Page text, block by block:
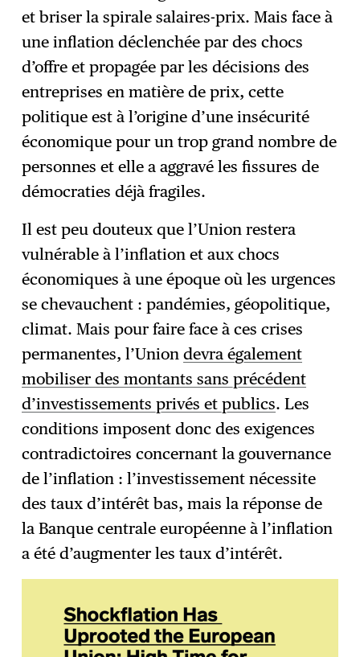
et briser la spirale salaires-prix. Mais face à
une inflation déclenchée par des chocs
d’offre et propagée par les décisions des
entreprises en matière de prix, cette
politique est à l’origine d’une insécurité
économique pour un trop grand nombre de
personnes et elle a aggravé les fissures de
démocraties déjà fragiles.
Il est peu douteux que l’Union restera
vulnérable à l’inflation et aux chocs
économiques à une époque où les urgences
se chevauchent : pandémies, géopolitique,
climat. Mais pour faire face à ces crises
permanentes, l’Uniondevra également
mobiliser des montants sans précédent
d’investissements privés et publics. Les
conditions imposent donc des exigences
contradictoires concernant la gouvernance
de l’inflation : l’investissement nécessite
des taux d’intérêt bas, mais la réponse de
la Banque centrale européenne à l’inflation
a été d’augmenter les taux d’intérêt.